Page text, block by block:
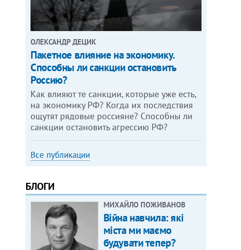
ОЛЕКСАНДР ДЕЦИК
Пакетное влияние на экономику.
Способны ли санкции остановить
Россию?
Как влияют те санкции, которые уже есть,
на экономику РФ? Когда их последствия
ощутят рядовые россияне? Способны ли
санкции остановить агрессию РФ?
Все публикации
БЛОГИ
МИХАЙЛО ПОЖИВАНОВ
Війна навчила: які
міста ми маємо
будувати тепер?